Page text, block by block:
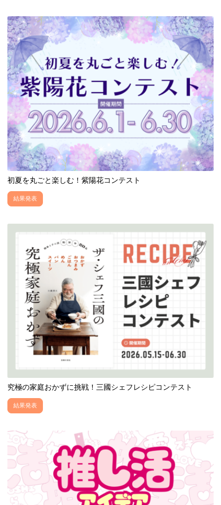
初夏を丸ごと楽しむ！紫陽花コンテスト
結果発表
究極の家庭おかずに挑戦！三國シェフレシピコンテスト
結果発表